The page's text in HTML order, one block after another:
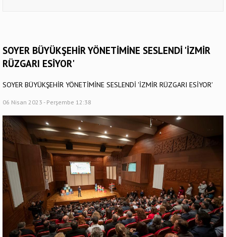
SOYER BÜYÜKŞEHİR YÖNETİMİNE SESLENDİ 'İZMİR
RÜZGARI ESİYOR'
SOYER BÜYÜKŞEHİR YÖNETİMİNE SESLENDİ 'İZMİR RÜZGARI ESİYOR'
06 Nisan 2023 - Perşembe 12:38